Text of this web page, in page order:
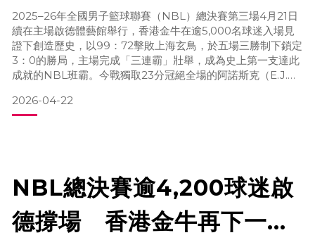
創歷史 阿諾斯克榮膺
FMVP
2025–26年全國男子籃球聯賽（NBL）總決賽第三場4月21日
續在主場啟德體藝館舉行，香港金牛在逾5,000名球迷入場見
證下創造歷史，以99：72擊敗上海玄鳥，於五場三勝制下鎖定
3：0的勝局，主場完成「三連霸」壯舉，成為史上第一支達此
成就的NBL班霸。今戰獨取23分冠絕全場的阿諾斯克（E.J.
香港金牛周日（19日）贏波後在系列賽領先2：0「叫糊」，今
晚只要再下一城就可連續三屆稱王，主場再次高舉總冠軍獎
2026-04-22
NBL總決賽逾4,200球迷啟
德撐場 香港金牛再下一城